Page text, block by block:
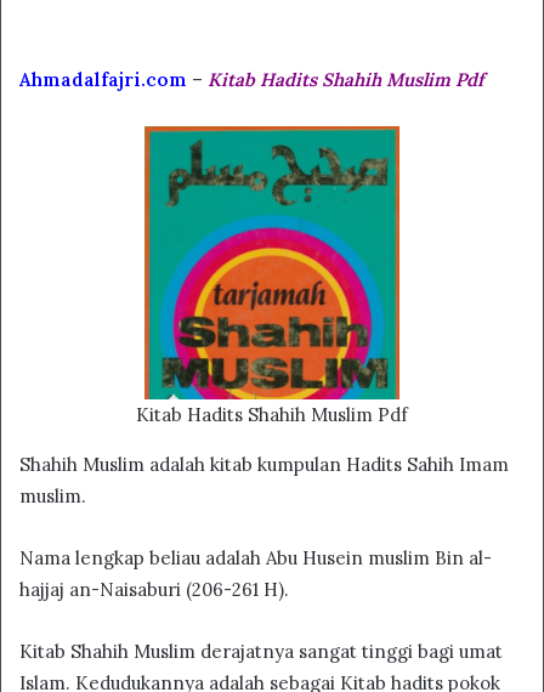
Ahmadalfajri.com – Kitab Hadits Shahih Muslim Pdf
Kitab Hadits Shahih Muslim Pdf
Shahih Muslim adalah kitab kumpulan Hadits Sahih Imam
muslim.
Nama lengkap beliau adalah Abu Husein muslim Bin al-
hajjaj an-Naisaburi (206-261 H).
Kitab Shahih Muslim derajatnya sangat tinggi bagi umat
Islam. Kedudukannya adalah sebagai Kitab hadits pokok